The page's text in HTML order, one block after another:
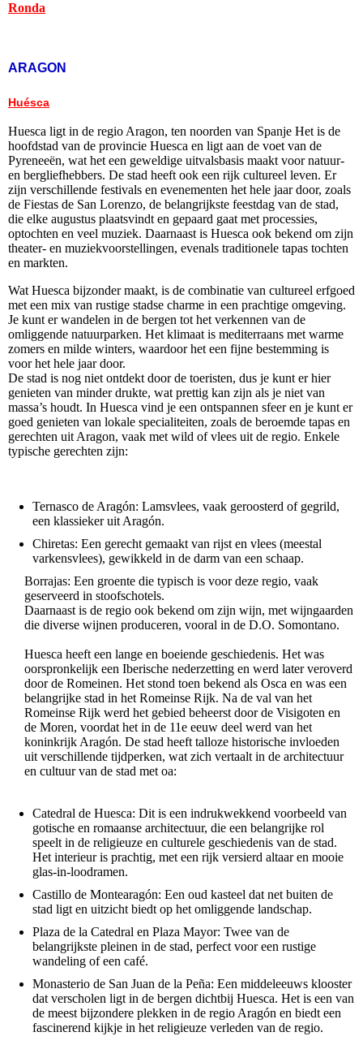
Ronda
ARAGON
Huésca
Huesca ligt in de regio Aragon, ten noorden van Spanje Het is de
hoofdstad van de provincie Huesca en ligt aan de voet van de
Pyreneeën, wat het een geweldige uitvalsbasis maakt voor natuur-
en bergliefhebbers. De stad heeft ook een rijk cultureel leven. Er
zijn verschillende festivals en evenementen het hele jaar door, zoals
de Fiestas de San Lorenzo, de belangrijkste feestdag van de stad,
die elke augustus plaatsvindt en gepaard gaat met processies,
optochten en veel muziek. Daarnaast is Huesca ook bekend om zijn
theater- en muziekvoorstellingen, evenals traditionele tapas tochten
en markten.
Wat Huesca bijzonder maakt, is de combinatie van cultureel erfgoed
met een mix van rustige stadse charme in een prachtige omgeving.
Je kunt er wandelen in de bergen tot het verkennen van de
omliggende natuurparken. Het klimaat is mediterraans met warme
zomers en milde winters, waardoor het een fijne bestemming is
voor het hele jaar door.
De stad is nog niet ontdekt door de toeristen, dus je kunt er hier
genieten van minder drukte, wat prettig kan zijn als je niet van
massa’s houdt. In Huesca vind je een ontspannen sfeer en je kunt er
goed genieten van lokale specialiteiten, zoals de beroemde tapas en
gerechten uit Aragon, vaak met wild of vlees uit de regio. Enkele
typische gerechten zijn:
Ternasco de Aragón: Lamsvlees, vaak geroosterd of gegrild,
een klassieker uit Aragón.
Chiretas: Een gerecht gemaakt van rijst en vlees (meestal
varkensvlees), gewikkeld in de darm van een schaap.
Borrajas: Een groente die typisch is voor deze regio, vaak
geserveerd in stoofschotels.
Daarnaast is de regio ook bekend om zijn wijn, met wijngaarden
die diverse wijnen produceren, vooral in de D.O. Somontano.
Huesca heeft een lange en boeiende geschiedenis. Het was
oorspronkelijk een Iberische nederzetting en werd later veroverd
door de Romeinen. Het stond toen bekend als Osca en was een
belangrijke stad in het Romeinse Rijk. Na de val van het
Romeinse Rijk werd het gebied beheerst door de Visigoten en
de Moren, voordat het in de 11e eeuw deel werd van het
koninkrijk Aragón. De stad heeft talloze historische invloeden
uit verschillende tijdperken, wat zich vertaalt in de architectuur
en cultuur van de stad met oa:
Catedral de Huesca: Dit is een indrukwekkend voorbeeld van
gotische en romaanse architectuur, die een belangrijke rol
speelt in de religieuze en culturele geschiedenis van de stad.
Het interieur is prachtig, met een rijk versierd altaar en mooie
glas-in-loodramen.
Castillo de Montearagón: Een oud kasteel dat net buiten de
stad ligt en uitzicht biedt op het omliggende landschap.
Plaza de la Catedral en Plaza Mayor: Twee van de
belangrijkste pleinen in de stad, perfect voor een rustige
wandeling of een café.
Monasterio de San Juan de la Peña: Een middeleeuws klooster
dat verscholen ligt in de bergen dichtbij Huesca. Het is een van
de meest bijzondere plekken in de regio Aragón en biedt een
fascinerend kijkje in het religieuze verleden van de regio.